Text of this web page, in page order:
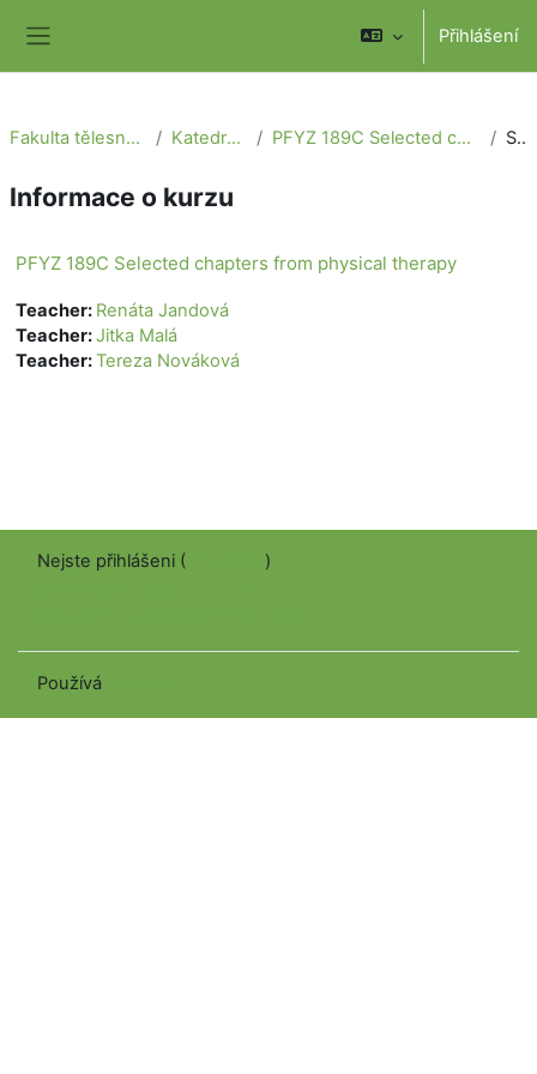
Přihlášení
Fakulta tělesné výchovy a sportu Katedra fyzioterapie PFYZ 189C Selected chapters from physical therapy Souhrn
Informace o kurzu
PFYZ 189C Selected chapters from physical therapy
Teacher: Renáta Jandová
Teacher:Jitka Malá
Teacher:Tereza Nováková
Nejste přihlášeni (
)
Používá